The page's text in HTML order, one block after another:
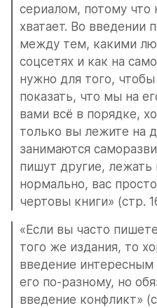
сериалом, потому что
хватает. Во введении
между тем, какими
соцсетях и как на
нужно для того, чтобы
показать, что мы на
вами всё в порядке,
только вы лежите на
занимаются
пишут другие, лежать
нормально, вас
чертовы книги» (стр.
«Если вы часто
того же издания, то
введение
его по-разному, но
введение конфликт»